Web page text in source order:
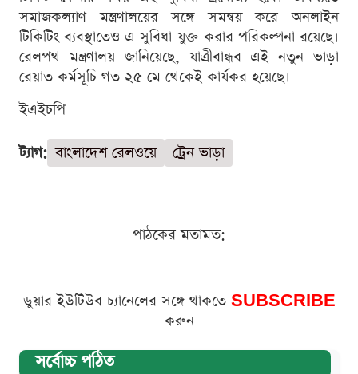
সমাজকল্যাণ মন্ত্রণালয়ের সঙ্গে সমন্বয় করে অনলাইন
টিকিটিং ব্যবস্থাতেও এ সুবিধা যুক্ত করার পরিকল্পনা রয়েছে।
রেলপথ মন্ত্রণালয় জানিয়েছে, যাত্রীবান্ধব এই নতুন ভাড়া
রেয়াত কর্মসূচি গত ২৫ মে থেকেই কার্যকর হয়েছে।
ইএইচপি
ট্যাগ: বাংলাদেশ রেলওয়ে ট্রেন ভাড়া
পাঠকের মতামত:
ডুয়ার ইউটিউব চ্যানেলের সঙ্গে থাকতে SUBSCRIBE
করুন
সর্বোচ্চ পঠিত